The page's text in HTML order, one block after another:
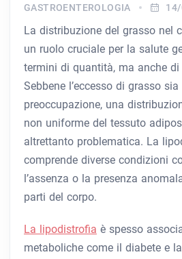
GASTROENTEROLOGIA
La distribuzione del grasso nel
un ruolo cruciale per la salute
termini di quantità, ma anche
Sebbene l’eccesso di grasso
preoccupazione, una
non uniforme del tessuto
altrettanto problematica. La
comprende diverse condizioni
l’assenza o la presenza
parti del corpo.
La lipodistrofia è spesso
metaboliche come il diabete e